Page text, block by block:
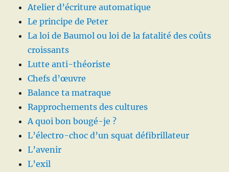
Atelier d’écriture automatique
Le principe de Peter
La loi de Baumol ou loi de la fatalité des coûts
croissants
Lutte anti-théoriste
Chefs d’œuvre
Balance ta matraque
Rapprochements des cultures
A quoi bon bougé-je ?
L’électro-choc d’un squat défibrillateur
L’avenir
L’exil